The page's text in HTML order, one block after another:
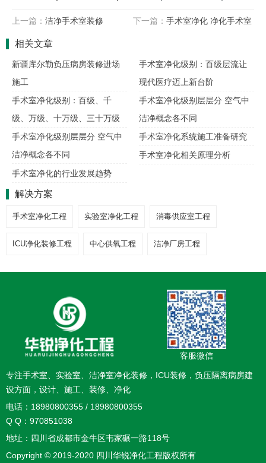
上一篇： 洁净手术室装修 下一篇： 手术室净化 净化手术室
相关文章
新疆库尔勒负压病房装修进场
施工
手术室净化级别：百级层流让
现代医疗迈上新台阶
手术室净化级别：百级、千
级、万级、十万级、三十万级
手术室净化级别层层分 空气中
洁净概念各不同
手术室净化级别层层分 空气中
洁净概念各不同
手术室净化系统施工准备研究
手术室净化相关原理分析
手术室净化的行业发展趋势
解决方案
手术室净化工程 实验室净化工程 消毒供应室工程
ICU净化装修工程 中心供氧工程 洁净厂房工程
客服微信
专注手术室、实验室、洁净室净化装修，ICU装修，负压隔离病房建
设方面，设计、施工、装修、净化
电话：18980800355 / 18980800355
Q Q：970851038
地址：四川省成都市金牛区韦家碾一路118号
Copyright © 2019-2020 四川华锐净化工程版权所有